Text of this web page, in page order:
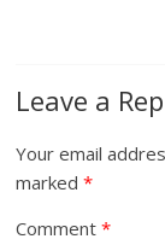
Leave a
Your email
marked*
Comment*